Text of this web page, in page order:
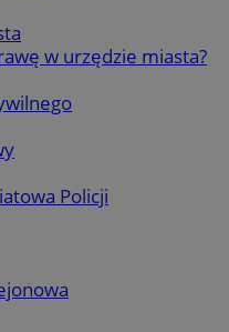
w urzędzie miasta?
Policji